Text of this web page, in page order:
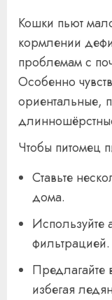
Кошки пьют
кормлении
проблемам с
Особенно
ориентальные,
Чтобы питомец
Ставьте
дома.
Используйте
фильтрацией.
Предлагайте
избегая